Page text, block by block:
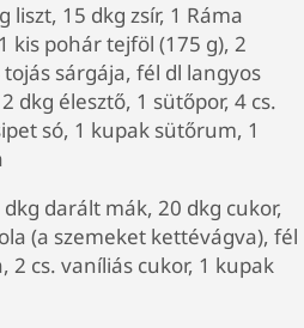
liszt, 15 dkg zsír, 1 Ráma
kis pohár tejföl (175 g), 2
sárgája, fél dl langyos
dkg élesztő, 1 sütőpor, 4 cs.
só, 1 kupak sütőrum, 1
darált mák, 20 dkg cukor,
(a szemeket kettévágva), fél
2 cs. vaníliás cukor, 1 kupak